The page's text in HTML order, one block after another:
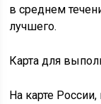
в среднем
лучшего.
Карта для
На карте